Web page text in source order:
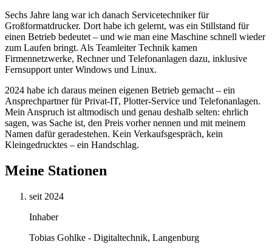
Sechs Jahre lang war ich danach Servicetechniker für
Großformatdrucker. Dort habe ich gelernt, was ein Stillstand für
einen Betrieb bedeutet – und wie man eine Maschine schnell wieder
zum Laufen bringt. Als Teamleiter Technik kamen
Firmennetzwerke, Rechner und Telefonanlagen dazu, inklusive
Fernsupport unter Windows und Linux.
2024 habe ich daraus meinen eigenen Betrieb gemacht – ein
Ansprechpartner für Privat-IT, Plotter-Service und Telefonanlagen.
Mein Anspruch ist altmodisch und genau deshalb selten: ehrlich
sagen, was Sache ist, den Preis vorher nennen und mit meinem
Namen dafür geradestehen. Kein Verkaufsgespräch, kein
Kleingedrucktes – ein Handschlag.
Meine Stationen
seit 2024
Inhaber
Tobias Gohlke - Digitaltechnik, Langenburg